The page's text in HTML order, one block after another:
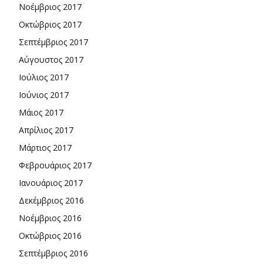
Νοέμβριος 2017
Οκτώβριος 2017
Σεπτέμβριος 2017
Αύγουστος 2017
Ιούλιος 2017
Ιούνιος 2017
Μάιος 2017
Απρίλιος 2017
Μάρτιος 2017
Φεβρουάριος 2017
Ιανουάριος 2017
Δεκέμβριος 2016
Νοέμβριος 2016
Οκτώβριος 2016
Σεπτέμβριος 2016